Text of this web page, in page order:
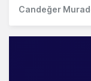
Candeğer